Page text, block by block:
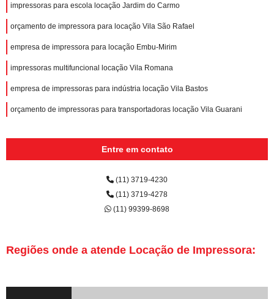
impressoras para escola locação Jardim do Carmo
orçamento de impressora para locação Vila São Rafael
empresa de impressora para locação Embu-Mirim
impressoras multifuncional locação Vila Romana
empresa de impressoras para indústria locação Vila Bastos
orçamento de impressoras para transportadoras locação Vila Guarani
Entre em contato
(11) 3719-4230
(11) 3719-4278
(11) 99399-8698
Regiões onde a atende Locação de Impressora: